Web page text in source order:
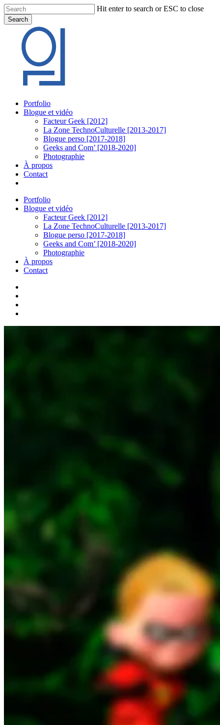
Skip
to
main
content
Hit enter to search or ESC to close
Search
Search
Menu
Portfolio
Blogue et vidéo
Facteur Geek [2012]
La Zone TechnoCulturelle [2013-2017]
Blogue perso [2017-2018]
Geeks and Com’ [2018-2020]
Photographie
À propos
Contact
Portfolio
Blogue et vidéo
Facteur Geek [2012]
La Zone TechnoCulturelle [2013-2017]
Blogue perso [2017-2018]
Geeks and Com’ [2018-2020]
Photographie
À propos
Contact